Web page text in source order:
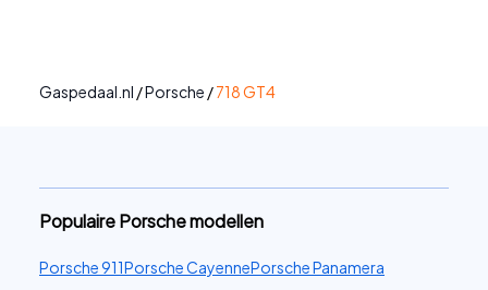
Gaspedaal.nl /Porsche /718 GT4
Populaire Porsche modellen
Porsche 911Porsche CayennePorsche Panamera